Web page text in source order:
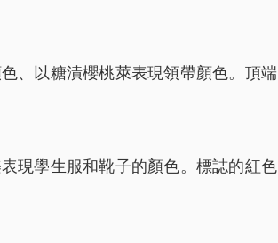
、以糖漬櫻桃萊表現領帶顏色。頂端
現學生服和靴子的顏色。標誌的紅色